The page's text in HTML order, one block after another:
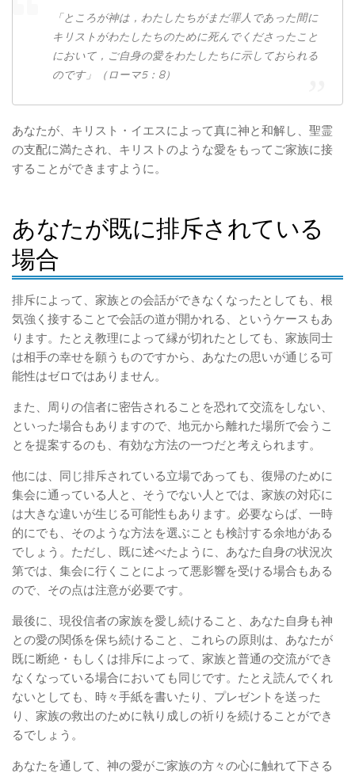
「ところが神は，わたしたちがまだ罪人であった間に
キリストがわたしたちのために死んでくださったこと
において，ご自身の愛をわたしたちに示しておられる
のです」（ローマ5：8）
あなたが、キリスト・イエスによって真に神と和解し、聖霊
の支配に満たされ、キリストのような愛をもってご家族に接
することができますように。
あなたが既に排斥されている
場合
排斥によって、家族との会話ができなくなったとしても、根
気強く接することで会話の道が開かれる、というケースもあ
ります。たとえ教理によって縁が切れたとしても、家族同士
は相手の幸せを願うものですから、あなたの思いが通じる可
能性はゼロではありません。
また、周りの信者に密告されることを恐れて交流をしない、
といった場合もありますので、地元から離れた場所で会うこ
とを提案するのも、有効な方法の一つだと考えられます。
他には、同じ排斥されている立場であっても、復帰のために
集会に通っている人と、そうでない人とでは、家族の対応に
は大きな違いが生じる可能性もあります。必要ならば、一時
的にでも、そのような方法を選ぶことも検討する余地がある
でしょう。ただし、既に述べたように、あなた自身の状況次
第では、集会に行くことによって悪影響を受ける場合もある
ので、その点は注意が必要です。
最後に、現役信者の家族を愛し続けること、あなた自身も神
との愛の関係を保ち続けること、これらの原則は、あなたが
既に断絶・もしくは排斥によって、家族と普通の交流ができ
なくなっている場合においても同じです。たとえ読んでくれ
ないとしても、時々手紙を書いたり、プレゼントを送った
り、家族の救出のために執り成しの祈りを続けることができ
るでしょう。
あなたを通して、神の愛がご家族の方々の心に触れて下さる